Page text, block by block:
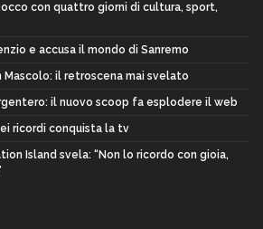
con quattro giorni di cultura, sport,
e accusa il mondo di Sanremo
Mascolo: il retroscena mai svelato
il nuovo scoop fa esplodere il web
ricordi conquista la tv
Island svela: “Non lo ricordo con gioia,